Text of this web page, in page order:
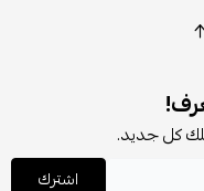
كل جديد.
اشترك